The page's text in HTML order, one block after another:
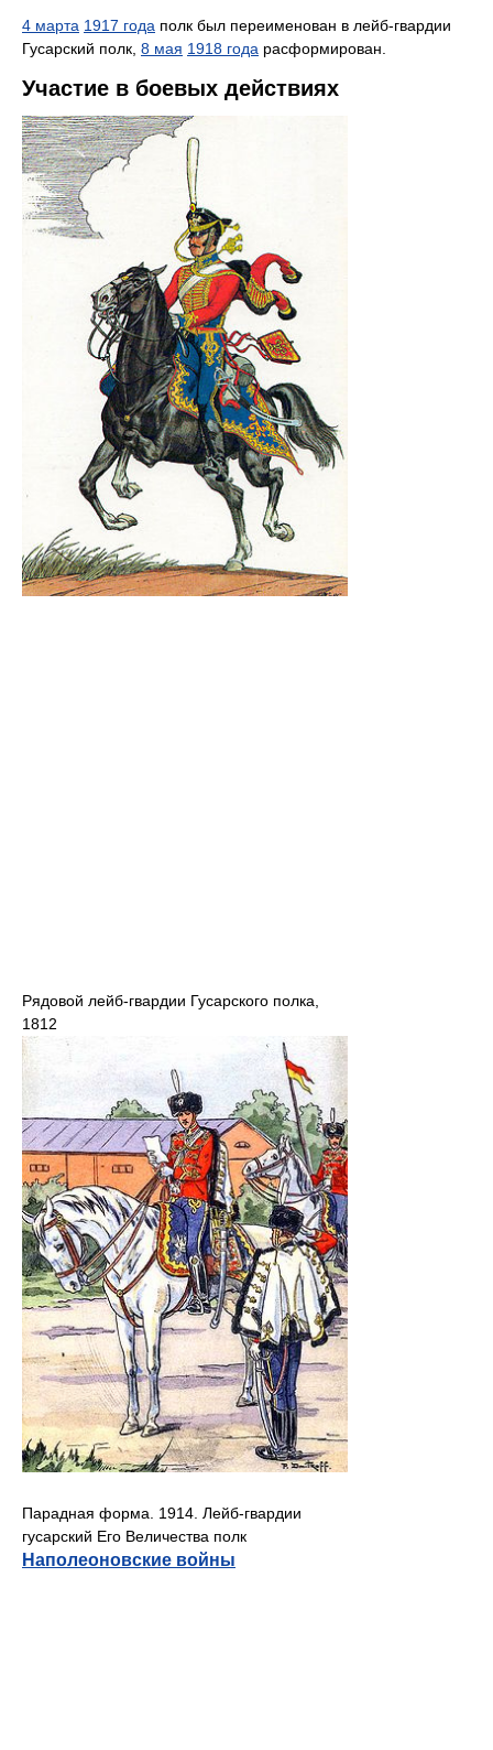
4 марта 1917 года полк был переименован в лейб-гвардии
Гусарский полк, 8 мая 1918 года расформирован.
Участие в боевых действиях
Рядовой лейб-гвардии Гусарского полка,
1812
Парадная форма. 1914. Лейб-гвардии
гусарский Его Величества полк
Наполеоновские войны